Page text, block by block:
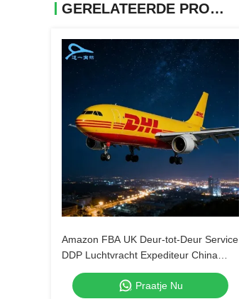
GERELATEERDE PRODUCTEN
Amazon FBA UK Deur-tot-Deur Service
DDP Luchtvracht Expediteur China
Verzending Agent
Praatje Nu